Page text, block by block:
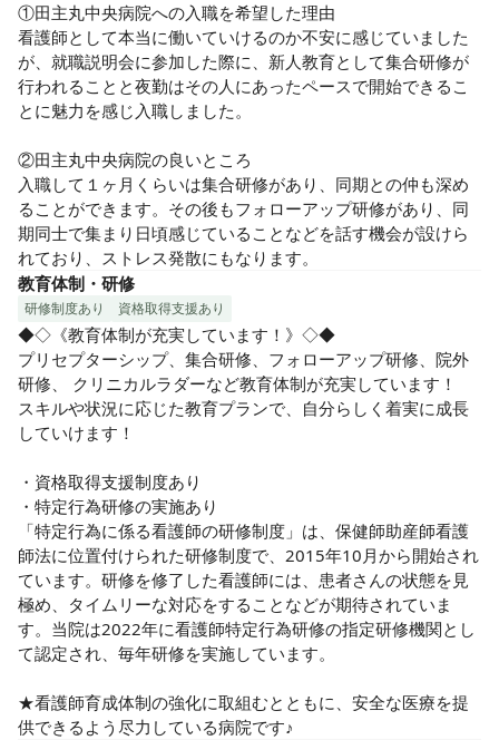
①田主丸中央病院への入職を希望した理由
看護師として本当に働いていけるのか不安に感じていました
が、就職説明会に参加した際に、新人教育として集合研修が
行われることと夜勤はその人にあったペースで開始できるこ
とに魅力を感じ入職しました。
②田主丸中央病院の良いところ
入職して１ヶ月くらいは集合研修があり、同期との仲も深め
ることができます。その後もフォローアップ研修があり、同
期同士で集まり日頃感じていることなどを話す機会が設けら
れており、ストレス発散にもなります。
教育体制・研修
研修制度あり 資格取得支援あり
◆◇《教育体制が充実しています！》◇◆
プリセプターシップ、集合研修、フォローアップ研修、院外
研修、 クリニカルラダーなど教育体制が充実しています！
スキルや状況に応じた教育プランで、自分らしく着実に成長
していけます！
・資格取得支援制度あり
・特定行為研修の実施あり
「特定行為に係る看護師の研修制度」は、保健師助産師看護
師法に位置付けられた研修制度で、2015年10月から開始され
ています。研修を修了した看護師には、患者さんの状態を見
極め、タイムリーな対応をすることなどが期待されていま
す。当院は2022年に看護師特定行為研修の指定研修機関とし
て認定され、毎年研修を実施しています。
★看護師育成体制の強化に取組むとともに、安全な医療を提
供できるよう尽力している病院です♪